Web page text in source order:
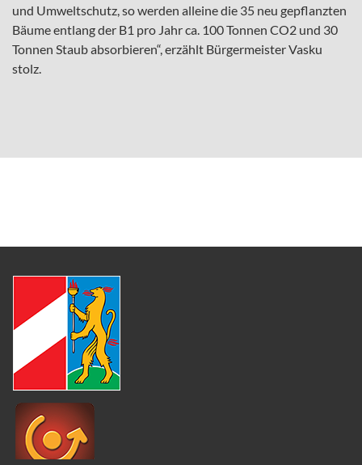
und Umweltschutz, so werden alleine die 35 neu gepflanzten
Bäume entlang der B1 pro Jahr ca. 100 Tonnen CO2 und 30
Tonnen Staub absorbieren“, erzählt Bürgermeister Vasku
stolz.